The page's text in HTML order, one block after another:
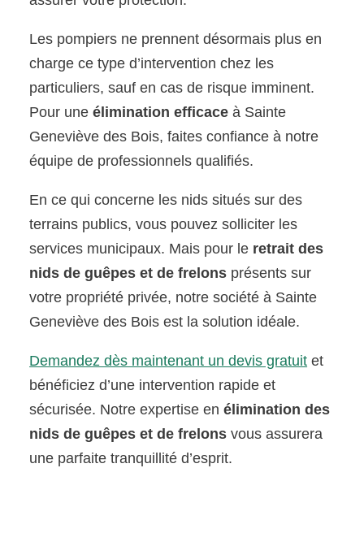
Les pompiers ne prennent désormais plus en
charge ce type d’intervention chez les
particuliers, sauf en cas de risque imminent.
Pour uneélimination efficace à Sainte
Geneviève des Bois, faites confiance à notre
équipe de professionnels qualifiés.
En ce qui concerne les nids situés sur des
terrains publics, vous pouvez solliciter les
services municipaux. Mais pour le retrait des
nids de guêpes et de frelons présents sur
votre propriété privée, notre société à Sainte
Geneviève des Bois est la solution idéale.
Demandez dès maintenant un devis gratuit et
bénéficiez d’une intervention rapide et
sécurisée. Notre expertise enélimination des
nids de guêpes et de frelons vous assurera
une parfaite tranquillité d’esprit.